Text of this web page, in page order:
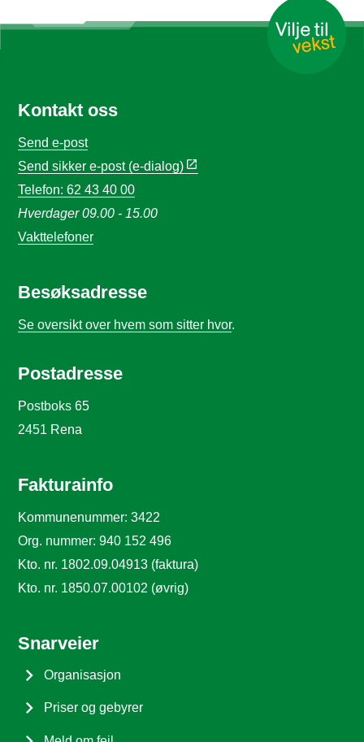
Kontakt oss
Send e-post
Send sikker e-post (e-dialog)
Telefon: 62 43 40 00
Hverdager 09.00 - 15.00
Vakttelefoner
Besøksadresse
Se oversikt over hvem som sitter hvor.
Postadresse
Postboks 65
2451 Rena
Fakturainfo
Kommunenummer: 3422
Org. nummer: 940 152 496
Kto. nr. 1802.09.04913 (faktura)
Kto. nr. 1850.07.00102 (øvrig)
Snarveier
Organisasjon
Priser og gebyrer